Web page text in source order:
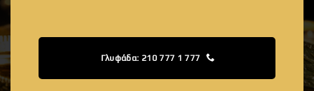
Γλυφάδα: 210 777 1 777